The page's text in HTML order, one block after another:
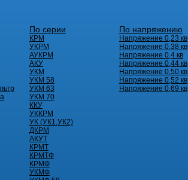
По серии
КРМ
УКРМ
АУКРМ
АКУ
УКМ
УКМ 58
УКМ 63
УКМ 70
ККУ
УККРМ
УК (УК1,УК2)
ДКРМ
АКУТ
КРМТ
КРМТФ
КРМФ
УКМФ
По напряжению
Напряжение 0,23 кв
Напряжение 0,38 кв
Напряжение 0,4 кв
Напряжение 0,44 кв
Напряжение 0,50 кв
Напряжение 0,52 кв
Напряжение 0,69 кв